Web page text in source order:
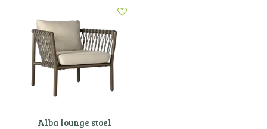
Alba lounge stoel